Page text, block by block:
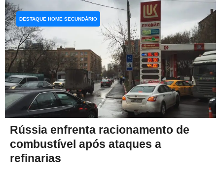
Rússia enfrenta racionamento de
combustível após ataques a
refinarias
DESTAQUE HOME SECUNDÁRIO